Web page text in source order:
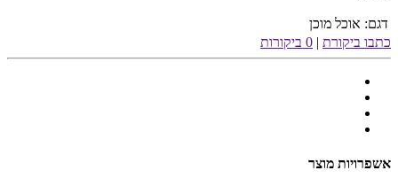
דגם: אוכל מוכן
כתבו ביקורת | 0 ביקורות
אשפרויות מוצר